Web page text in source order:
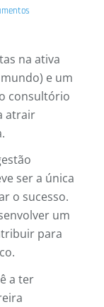
na ativa
e um
consultório
atrair
ser a única
o sucesso.
um
para
a ter